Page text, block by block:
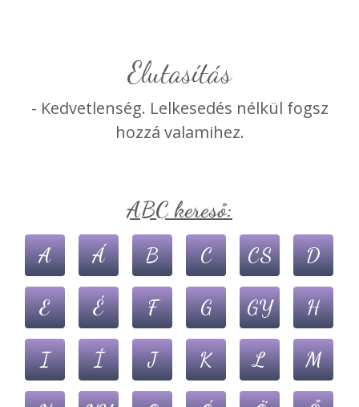
elutasítás
- Kedvetlenség. Lelkesedés nélkül fogsz
hozzá valamihez.
ABC kereső:
A Á B C CS D
E É F G GY H
I Í J K L M